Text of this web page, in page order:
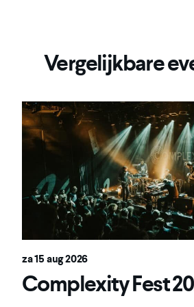
Vergelijkbare
za 15 aug 2026
Complexity Fest